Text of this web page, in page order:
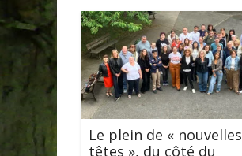
Le plein de « nouvelles
têtes », du côté du